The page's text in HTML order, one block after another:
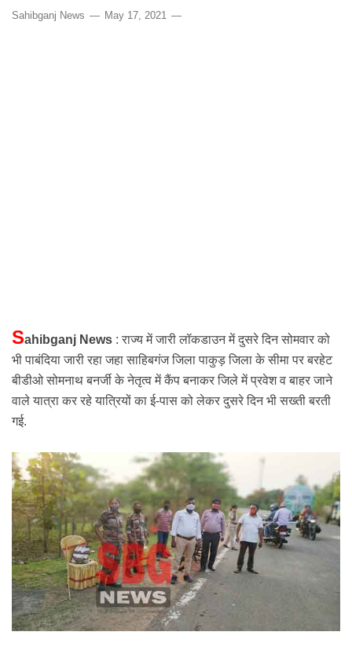
Sahibganj News May 17, 2021
Sahibganj News : राज्य में जारीलॉकडाउनमें दुसरे दिन सोमवार को
भी पाबंदिया जारी रहा जहा साहिबगंज जिला पाकुड़ जिला के सीमा पर बरहेट
बीडीओ सोमनाथ बनर्जी केनेतृत्व में कैंपबनाकर जिले में प्रवेश व बाहर जाने
वाले यात्रा कर रहे यात्रियों का ई-पास को लेकर दुसरे दिन भी सख्ती बरती
गई.